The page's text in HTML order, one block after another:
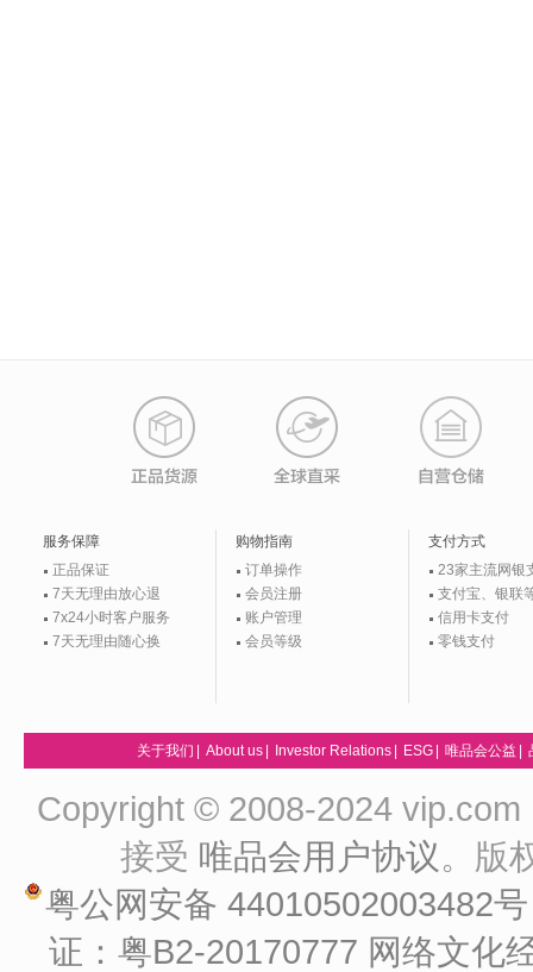
服务保障
正品保证
7天无理由放心退
7x24小时客户服务
7天无理由随心换
购物指南
订单操作
会员注册
账户管理
会员等级
支付方式
23家主流网银
支付宝、银联
信用卡支付
零钱支付
关于我们 About us Investor Relations ESG 唯品会公益
Copyright © 2008-2024
接受 唯品会用户协议。版
粤公网安备 44010502003482
证：粤B2-20170777 网络文化